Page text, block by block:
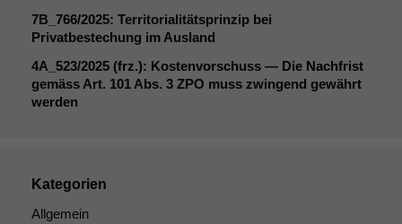
7B_766/2025: Territorialitätsprinzip bei
Privatbestechung im Ausland
4A_523/2025 (frz.): Kostenvorschuss — Die Nachfrist
gemäss Art. 101 Abs. 3 ZPO muss zwingend gewährt
werden
Kategorien
Allgemein
wir
anonyme
Daten auf.